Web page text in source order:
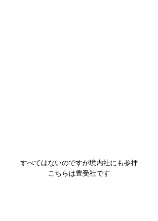
すべてはないのですが境内社にも参拝
こちらは豊受社です